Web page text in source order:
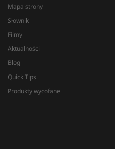
Mapa strony
Słownik
Filmy
Aktualności
Blog
Quick Tips
Produkty wycofane